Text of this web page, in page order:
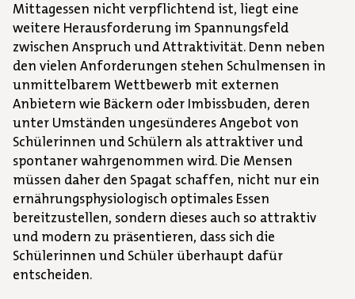
Mittagessen nicht verpflichtend ist, liegt eine
weitere Herausforderung im Spannungsfeld
zwischen Anspruch und Attraktivität. Denn neben
den vielen Anforderungen stehen Schulmensen in
unmittelbarem Wettbewerb mit externen
Anbietern wie Bäckern oder Imbissbuden, deren
unter Umständen ungesünderes Angebot von
Schülerinnen und Schülern als attraktiver und
spontaner wahrgenommen wird. Die Mensen
müssen daher den Spagat schaffen, nicht nur ein
ernährungsphysiologisch optimales Essen
bereitzustellen, sondern dieses auch so attraktiv
und modern zu präsentieren, dass sich die
Schülerinnen und Schüler überhaupt dafür
entscheiden.